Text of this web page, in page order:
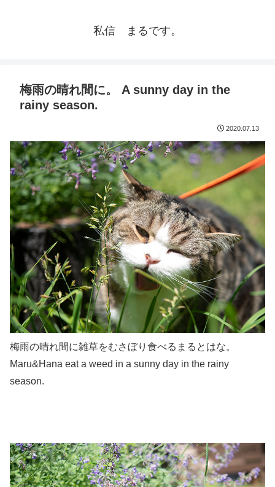
私信 まるです。
梅雨の晴れ間に。 A sunny day in the
rainy season.
2020.07.13
梅雨の晴れ間に雑草をむさぼり食べるまるとはな。
Maru&Hana eat a weed in a sunny day in the rainy
season.